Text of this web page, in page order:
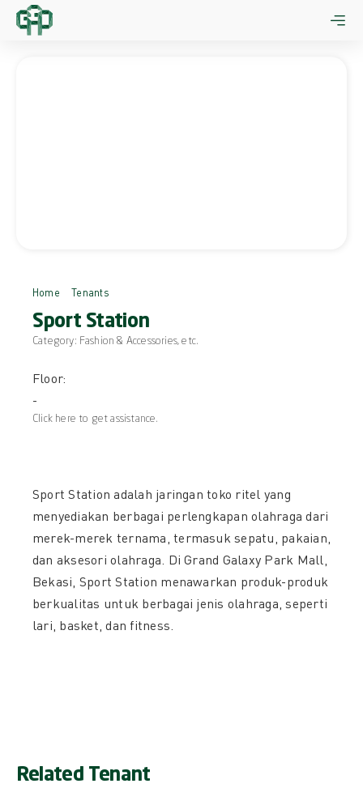
Skip
Home Tenants
Sport Station
Category: Fashion & Accessories, etc.
Floor:
-
Click here to get assistance.
Sport Station adalah jaringan toko ritel yang
menyediakan berbagai perlengkapan olahraga dari
merek-merek ternama, termasuk sepatu, pakaian,
dan aksesori olahraga. Di Grand Galaxy Park Mall,
Bekasi, Sport Station menawarkan produk-produk
berkualitas untuk berbagai jenis olahraga, seperti
lari, basket, dan fitness.
Related Tenant